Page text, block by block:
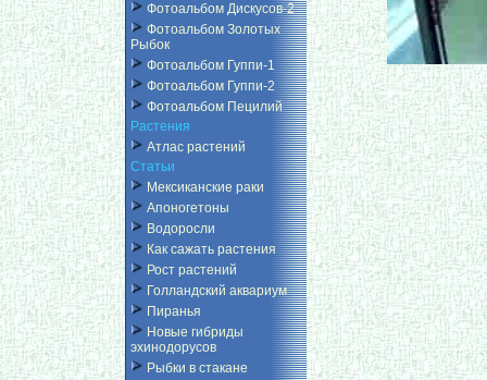
Фотоальбом Дискусов-2
Фотоальбом Золотых
Рыбок
Фотоальбом Гуппи-1
Фотоальбом Гуппи-2
Фотоальбом Пецилий
Растения
Атлас растений
Статьи
Мексиканские раки
Апоногетоны
Водоросли
Как сажать растения
Рост растений
Голландский аквариум
Пиранья
Новые гибриды
эхинодорусов
Рыбки в стакане